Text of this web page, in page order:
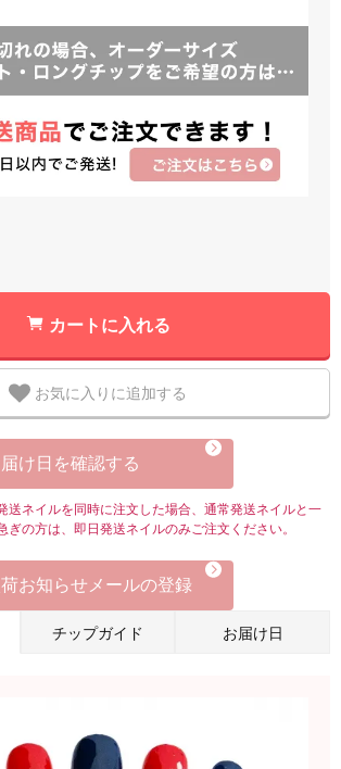
カートに入れる
お気に入りに追加する
け日を確認する
送ネイルを同時に注文した場合、通常発送ネイルと一
ぎの方は、即日発送ネイルのみご注文ください。
荷お知らせメールの登録
チップガイド お届け日